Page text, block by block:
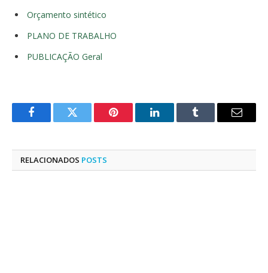
Orçamento sintético
PLANO DE TRABALHO
PUBLICAÇÃO Geral
FacebookTwitter Pinterest LinkedInTumblr
E-
RELACIONADOS POSTS